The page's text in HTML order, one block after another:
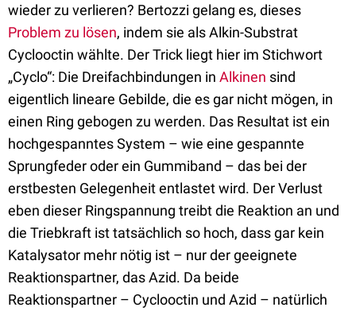
wieder zu verlieren? Bertozzi gelang es, dieses
Problem zu lösen, indem sie als Alkin-Substrat
Cyclooctin wählte. Der Trick liegt hier im Stichwort
„Cyclo“: Die Dreifachbindungen in Alkinen sind
eigentlich lineare Gebilde, die es gar nicht mögen, in
einen Ring gebogen zu werden. Das Resultat ist ein
hochgespanntes System – wie eine gespannte
Sprungfeder oder ein Gummiband – das bei der
erstbesten Gelegenheit entlastet wird. Der Verlust
eben dieser Ringspannung treibt die Reaktion an und
die Triebkraft ist tatsächlich so hoch, dass gar kein
Katalysator mehr nötig ist – nur der geeignete
Reaktionspartner, das Azid. Da beide
Reaktionspartner – Cyclooctin und Azid – natürlich